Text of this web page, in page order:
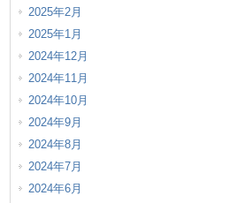
2025年2月
2025年1月
2024年12月
2024年11月
2024年10月
2024年9月
2024年8月
2024年7月
2024年6月